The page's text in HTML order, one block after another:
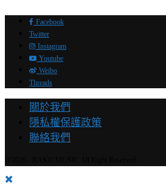
Facebook
Twitter
Instagram
Youtube
Weibo
Threads
關於我們
隱私權保護政策
聯絡我們